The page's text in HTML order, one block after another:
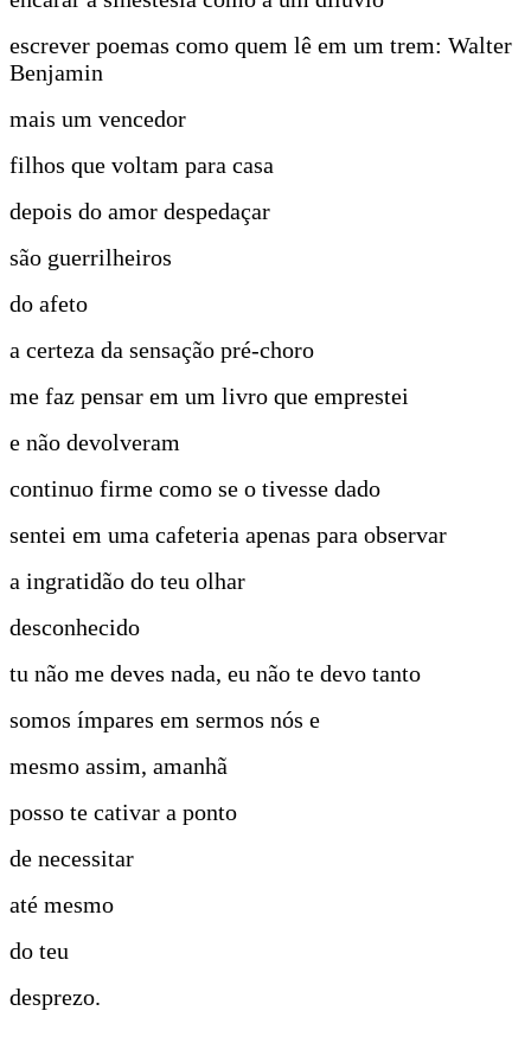
escrever poemas como quem lê em um trem: Walter
Benjamin
mais um vencedor
filhos que voltam para casa
depois do amor despedaçar
são guerrilheiros
do afeto
a certeza da sensação pré-choro
me faz pensar em um livro que emprestei
e não devolveram
continuo firme como se o tivesse dado
sentei em uma cafeteria apenas para observar
a ingratidão do teu olhar
desconhecido
tu não me deves nada, eu não te devo tanto
somos ímpares em sermos nós e
mesmo assim, amanhã
posso te cativar a ponto
de necessitar
até mesmo
do teu
desprezo.